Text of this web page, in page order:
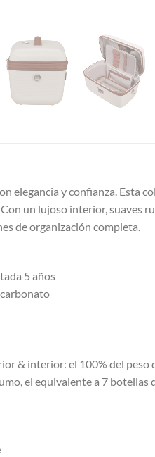
elegancia y confianza. Esta
un lujoso interior, suaves
de organización completa.
5 años
& interior: el 100% del
el equivalente a 7 botellas